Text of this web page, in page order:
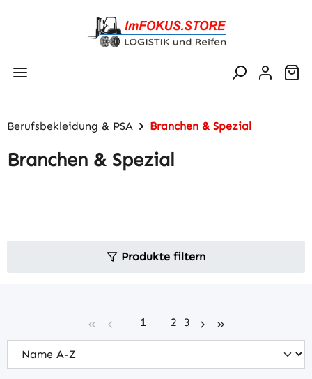
Zum Hauptinhalt springen
Berufsbekleidung & PSA Branchen & Spezial
Branchen & Spezial
Produkte filtern
Seite
1 Seite
2 Seite
3